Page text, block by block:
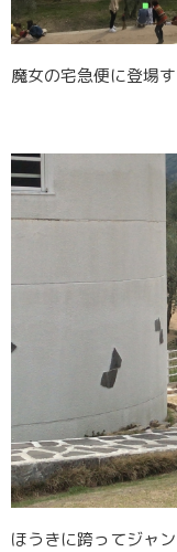
魔女の宅急便に登場
ほうきに跨ってジャ